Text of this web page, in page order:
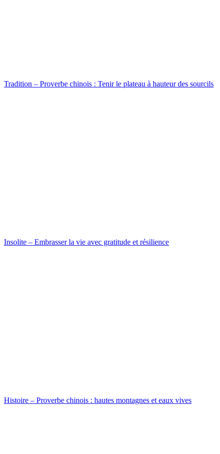
Tradition – Proverbe chinois : Tenir le plateau à hauteur des sourcils
Insolite – Embrasser la vie avec gratitude et résilience
Histoire – Proverbe chinois : hautes montagnes et eaux vives